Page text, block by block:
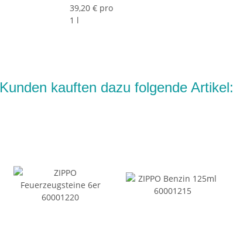
39,20 € pro
1 l
Kunden kauften dazu folgende Artikel: